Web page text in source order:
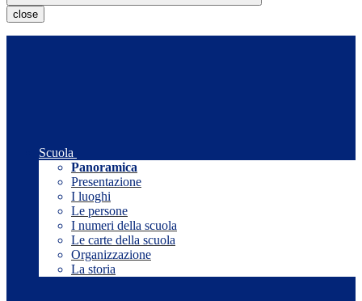
close
Scuola
Panoramica
Presentazione
I luoghi
Le persone
I numeri della scuola
Le carte della scuola
Organizzazione
La storia